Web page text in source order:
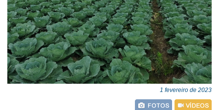
1 fevereiro de 2023